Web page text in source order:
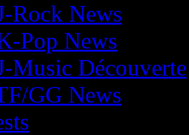
Rock News
Pop News
Music Découverte
GG News